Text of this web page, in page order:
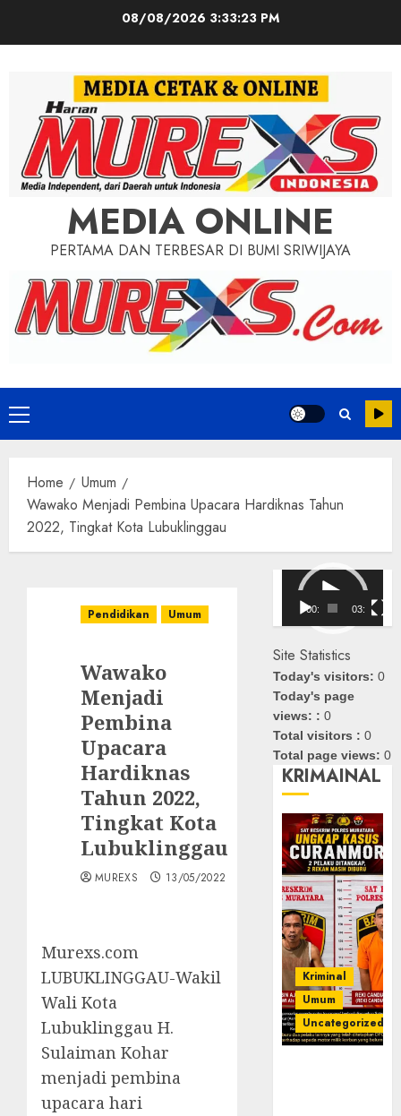
08/08/2026 3:33:24 PM
MEDIA ONLINE
PERTAMA DAN TERBESAR DI BUMI SRIWIJAYA
Primary
Menu
Home
Umum
Wawako Menjadi Pembina Upacara Hardiknas Tahun
2022, Tingkat Kota Lubuklinggau
Pendidikan Umum
Wawako
Menjadi
Pembina
Upacara
Hardiknas
Tahun 2022,
Tingkat Kota
Lubuklinggau
MUREXS 13/05/2022
Murexs.com
LUBUKLINGGAU-Wakil
Wali Kota
Lubuklinggau H.
Sulaiman Kohar
menjadi pembina
upacara hari
Pemutar
Video
00:00 03:08
Site Statistics
Today's visitors:0
Today's page
views: :0
Total visitors :0
Total page views:0
KRIMAINAL
Kriminal
Umum
Uncategorized